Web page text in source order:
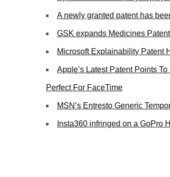
A newly granted patent has
GSK expands Medicines
Microsoft Explainability Patent
Apple’s Latest Patent Points
Perfect For FaceTime
MSN’s Entresto Generic
Insta360 infringed on a GoPro